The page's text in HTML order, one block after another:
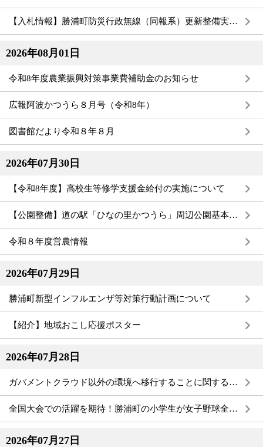
【入札情報】勝浦町防災行政無線（同報系）更新整備実施設計業務
2026年08月01日
令和8年度農業振興対策事業費補助金のお知らせ
広報阿波かつうら８月号（令和8年）
図書館だより令和８年８月
2026年07月30日
【令和8年度】高校生等修学支援金給付の実施について
【公園整備】道の駅「ひなの里かつうら」周辺公園基本整備計画を策定しました
令和８年度営農情報
2026年07月29日
勝浦町新型インフルエンザ等対策行動計画について
【紹介】地域おこし応援ポスター
2026年07月28日
ガバメントクラウド以外の環境へ移行することに関する公表資料について
全国大会での活躍を期待！勝浦町の小学生が女子野球全国大会へ（NPBガールズトーナメント2026）
2026年07月27日